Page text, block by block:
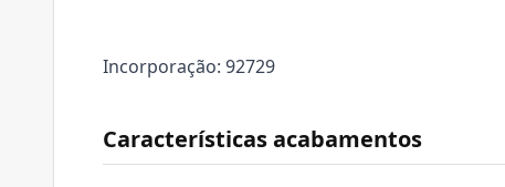
Características acabamentos
Incorporação: 92729